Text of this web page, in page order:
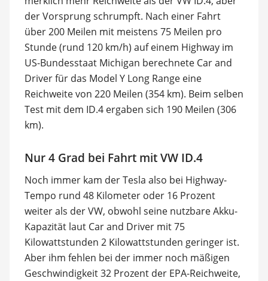
der Vorsprung schrumpft. Nach einer Fahrt
über 200 Meilen mit meistens 75 Meilen pro
Stunde (rund 120 km/h) auf einem Highway im
US-Bundesstaat Michigan berechnete Car and
Driver für das Model Y Long Range eine
Reichweite von 220 Meilen (354 km). Beim selben
Test mit dem ID.4 ergaben sich 190 Meilen (306
km).
Nur 4 Grad bei Fahrt mit VW ID.4
Noch immer kam der Tesla also bei Highway-
Tempo rund 48 Kilometer oder 16 Prozent
weiter als der VW, obwohl seine nutzbare Akku-
Kapazität laut Car and Driver mit 75
Kilowattstunden 2 Kilowattstunden geringer ist.
Aber ihm fehlen bei der immer noch mäßigen
Geschwindigkeit 32 Prozent der EPA-Reichweite,